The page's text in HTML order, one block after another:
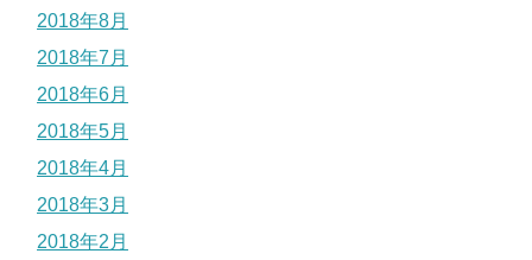
2018年8月
2018年7月
2018年6月
2018年5月
2018年4月
2018年3月
2018年2月